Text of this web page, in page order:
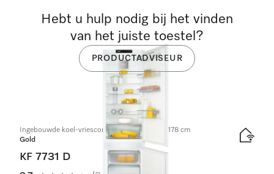
Ingebouwde koel-vriescombinatie, nishoogte 178 cm
Gold
KF 7731 D
Hebt u hulp nodig bij het vinden
van het juiste toestel?
PRODUCTADVISEUR